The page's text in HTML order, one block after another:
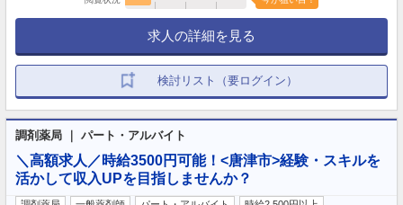
求人の詳細を見る
検討リスト（要ログイン）
調剤薬局 ｜ パート・アルバイト
＼高額求人／時給3500円可能！<唐津市>経験・スキルを
活かして収入UPを目指しませんか？